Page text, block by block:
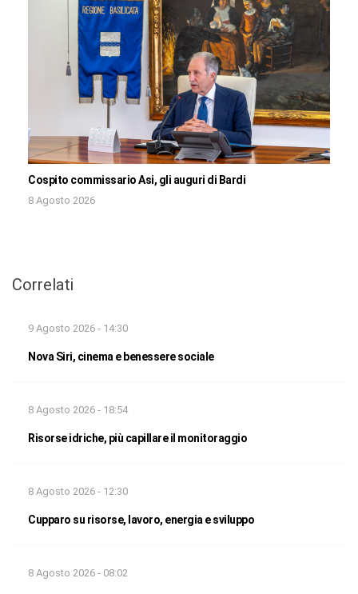
Cospito commissario Asi, gli auguri di Bardi
8 Agosto 2026
Correlati
9 Agosto 2026 - 14:30
Nova Siri, cinema e benessere sociale
8 Agosto 2026 - 18:54
Risorse idriche, più capillare il monitoraggio
8 Agosto 2026 - 12:30
Cupparo su risorse, lavoro, energia e sviluppo
8 Agosto 2026 - 08:02